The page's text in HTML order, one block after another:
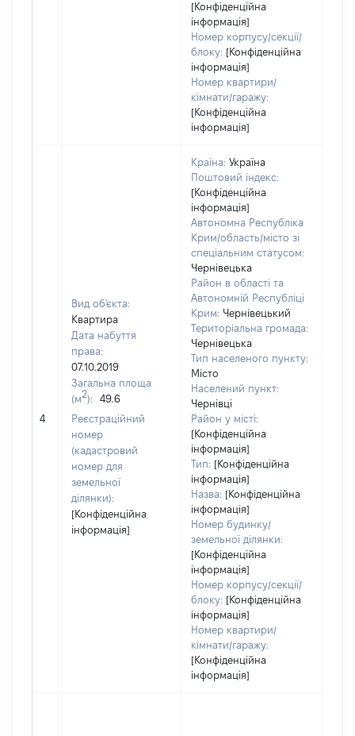
[Конфіденційна
інформація]
Номер корпусу/секції/
блоку: [Конфіденційна
інформація]
Номер квартири/
кімнати/гаражу:
[Конфіденційна
інформація]
4
Вид об'єкта:
Квартира
Дата набуття
права:
07.10.2019
Загальна площа
(м2):
49.6
Реєстраційний
номер
(кадастровий
номер для
земельної
ділянки):
[Конфіденційна
інформація]
Країна: Україна
Поштовий індекс:
[Конфіденційна
інформація]
Автономна Республіка
Крим/область/місто зі
спеціальним статусом:
Чернівецька
Район в області та
Автономній Республіці
Крим: Чернівецький
Територіальна громада:
Чернівецька
Тип населеного пункту:
Місто
Населений пункт:
Чернівці
Район у місті:
[Конфіденційна
інформація]
Тип: [Конфіденційна
інформація]
Назва: [Конфіденційна
інформація]
Номер будинку/
земельної ділянки:
[Конфіденційна
інформація]
Номер корпусу/секції/
блоку: [Конфіденційна
інформація]
Номер квартири/
кімнати/гаражу:
[Конфіденційна
інформація]